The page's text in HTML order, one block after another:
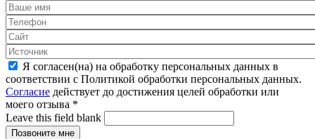
Я согласен(на) на обработку персональных данных в
соответствии с Политикой обработки персональных данных.
Согласие действует до достижения целей обработки или
моего отзыва *
Leave this field blank